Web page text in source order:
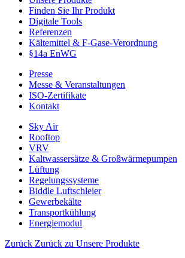
Finden Sie Ihr Produkt
Digitale Tools
Referenzen
Kältemittel & F-Gase-Verordnung
§14a EnWG
Presse
Messe & Veranstaltungen
ISO-Zertifikate
Kontakt
Sky Air
Rooftop
VRV
Kaltwassersätze & Großwärmepumpen
Lüftung
Regelungssysteme
Biddle Luftschleier
Gewerbekälte
Transportkühlung
Energiemodul
Zurück Zurück zu Unsere Produkte